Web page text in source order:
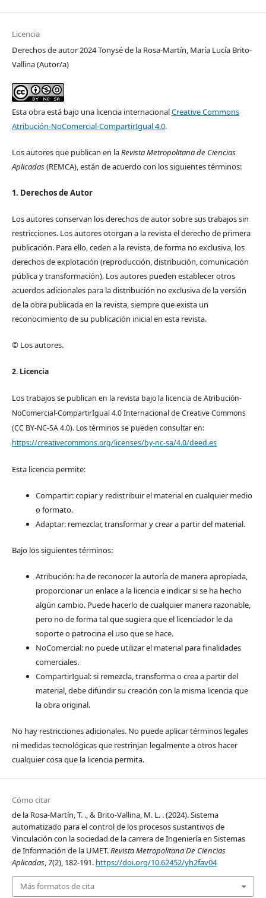
Licencia
Derechos de autor 2024 Tonysé de la Rosa-Martín, María Lucía Brito-
Vallina (Autor/a)
Esta obra está bajo una licencia internacionalCreative Commons
Atribución-NoComercial-CompartirIgual 4.0.
Los autores que publican en laRevista Metropolitana de Ciencias
Aplicadas(REMCA), están de acuerdo con los siguientes términos:
1. Derechos de Autor
Los autores conservan los derechos de autor sobre sus trabajos sin
restricciones. Los autores otorgan a la revista el derecho de primera
publicación. Para ello, ceden a la revista, de forma no exclusiva, los
derechos de explotación (reproducción, distribución, comunicación
pública y transformación). Los autores pueden establecer otros
acuerdos adicionales para la distribución no exclusiva de la versión
de la obra publicada en la revista, siempre que exista un
reconocimiento de su publicación inicial en esta revista.
© Los autores.
2. Licencia
Los trabajos se publican en la revista bajo la licencia de Atribución-
NoComercial-CompartirIgual 4.0 Internacional de Creative Commons
(CC BY-NC-SA 4.0). Los términos se pueden consultar en:
https://creativecommons.org/licenses/by-nc-sa/4.0/deed.es
Esta licencia permite:
Compartir: copiar y redistribuir el material en cualquier medio
o formato.
Adaptar: remezclar, transformar y crear a partir del material.
Bajo los siguientes términos:
Atribución: ha de reconocer la autoría de manera apropiada,
proporcionar un enlace a la licencia e indicar si se ha hecho
algún cambio. Puede hacerlo de cualquier manera razonable,
pero no de forma tal que sugiera que el licenciador le da
soporte o patrocina el uso que se hace.
NoComercial: no puede utilizar el material para finalidades
comerciales.
CompartirIgual: si remezcla, transforma o crea a partir del
material, debe difundir su creación con la misma licencia que
la obra original.
No hay restricciones adicionales. No puede aplicar términos legales
ni medidas tecnológicas que restrinjan legalmente a otros hacer
cualquier cosa que la licencia permita.
Cómo citar
de la Rosa-Martín, T. ., & Brito-Vallina, M. L. . (2024). Sistema
automatizado para el control de los procesos sustantivos de
Vinculación con la sociedad de la carrera de Ingeniería en Sistemas
de Información de la UMET.Revista Metropolitana De Ciencias
Aplicadas, 7(2), 182-191. https://doi.org/10.62452/yh2fav04
Más formatos de cita